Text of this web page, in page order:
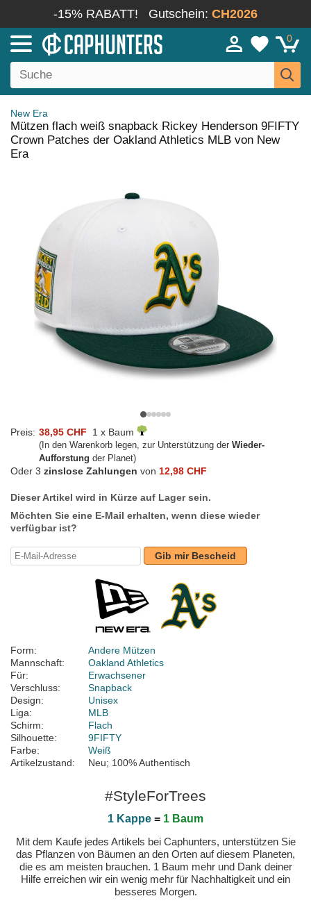
-15% RABATT! Gutschein: CH2026
0
New Era
Mützen flach weiß snapback Rickey Henderson 9FIFTY
Crown Patches der Oakland Athletics MLB von New
Era
Preis: 38,95 CHF 1 x Baum
(In den Warenkorb legen, zur Unterstützung der Wieder-
Aufforstung der Planet)
Oder 3 zinslose Zahlungen von 12,98 CHF
Dieser Artikel wird in Kürze auf Lager sein.
Möchten Sie eine E-Mail erhalten, wenn diese wieder
verfügbar ist?
Gib mir Bescheid
Form:
Andere Mützen
Mannschaft:
Oakland Athletics
Für:
Erwachsener
Verschluss:
Snapback
Design:
Unisex
Liga:
MLB
Schirm:
Flach
Silhouette:
9FIFTY
Farbe:
Weiß
Artikelzustand:
Neu; 100% Authentisch
#StyleForTrees
1 Kappe = 1 Baum
Mit dem Kaufe jedes Artikels bei Caphunters, unterstützen Sie
das Pflanzen von Bäumen an den Orten auf diesem Planeten,
die es am meisten brauchen. 1 Baum mehr und Dank deiner
Hilfe erreichen wir ein wenig mehr für Nachhaltigkeit und ein
besseres Morgen.